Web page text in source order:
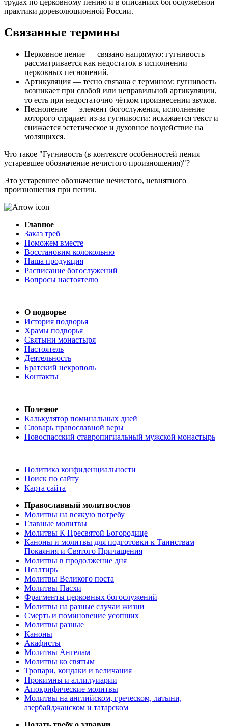
практики дореволюционной России.
Связанные термины
Церковное пение — связано напрямую: гугнивость
рассматривается как недостаток в исполнении
церковных песнопений.
Артикуляция — тесно связана с термином: гугнивость
возникает при слабой или неправильной артикуляции,
то есть при недостаточно чётком произнесении звуков.
Песнопение — элемент богослужения, исполнение
которого страдает из‑за гугнивости: искажается текст и
снижается эстетическое и духовное воздействие на
молящихся.
Что такое "Гугнивость (в контексте особенностей пения —
устаревшее обозначение нечистого произношения)"?
Это устаревшее обозначение нечистого, невнятного
произношения при пении.
Главное
Заказ треб
Поможем вместе
Восстановим колокольню
Наша продукция
Расписание богослужений
Вопросы настоятелю
О подворье
История подворья
Храмы подворья
Святыни монастыря
Настоятель
Деятельность
Братский некрополь
Контакты
Полезное
Калькулятор поминальных дней
Словарь православной веры
Новоспасский ставропигиальный мужской монастырь
Политика конфиденциальности
Поиск по сайту
Карта сайта
Православный молитвослов
Молитвы на всякую потребу
Главные молитвы
Молитвы К Пресвятой Богородице
Каноны и молитвы для подготовки к Таинствам
Покаяния и Святого Причащения
Молитвы в продолжение дня
Псалтирь
Молитвы Великого поста
Молитвы Пасхи
Фрагменты церковных богослужений
Молитвы на разные случаи жизни
Смерть и поминовение усопших
Молитвы разные
Каноны
Акафисты
Молитвы Ангелам
Молитвы ко святым
Тропари, кондаки и величания
Прокимны и аллилуиарии
Апокрифические молитвы
Молитвы на английском, греческом, латыни,
азербайджанском и татарском